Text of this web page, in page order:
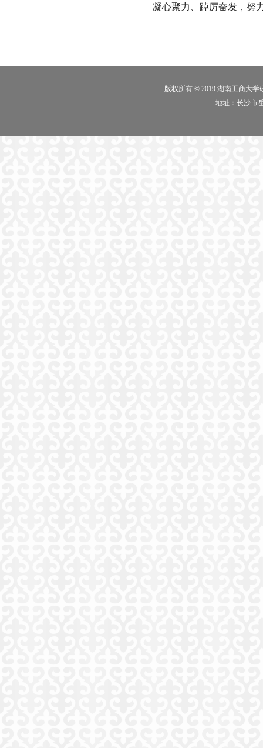
凝心聚力、踔厉奋发，努
版权所有 © 2019 湖南工商大学
地址：长沙市